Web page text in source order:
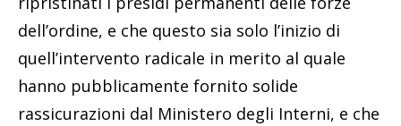
dell’ordine, e che questo sia solo l’inizio di
quell’intervento radicale in merito al quale
hanno pubblicamente fornito solide
rassicurazioni dal Ministero degli Interni, e che